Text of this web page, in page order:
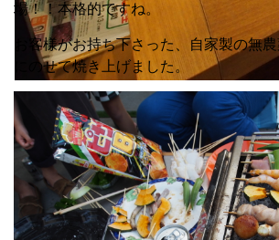
まずは準備から。とってもカラフル！
場！！本格的ですね。
お客様がお持ち下さった、自家製の無
にのせて焼き上げました。